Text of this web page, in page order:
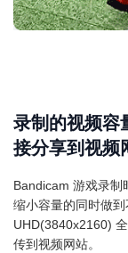
录制的视频容
接分享到视频
Bandicam 游戏录制
缩小容量的同时做
UHD(3840x2160)
传到视频网站。